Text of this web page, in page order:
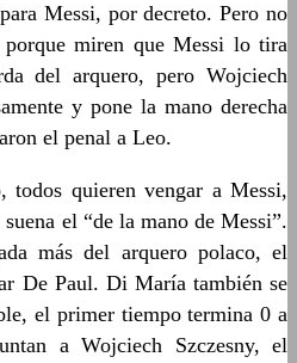
Messi, por decreto. Pero no
miren que Messi lo tira
del arquero, pero Wojciech
y pone la mano derecha
el penal a Leo.
todos quieren vengar a Messi,
el “de la mano de Messi”.
más del arquero polaco, el
De Paul. Di María también se
el primer tiempo termina 0 a
a Wojciech Szczesny, el